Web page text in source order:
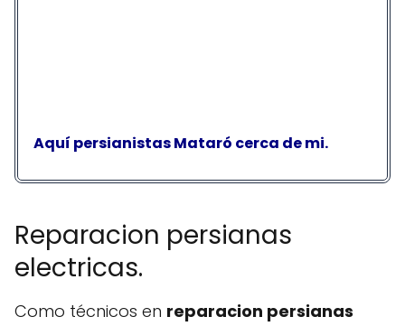
Aquí persianistas Mataró cerca de mi.
Reparacion persianas
electricas.
Como técnicos en reparacion persianas